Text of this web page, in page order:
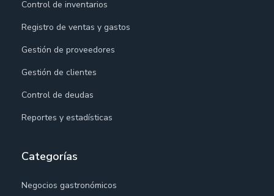
Control de inventarios
Registro de ventas y gastos
Gestión de proveedores
Gestión de clientes
Control de deudas
Reportes y estadísticas
Categorías
Negocios gastronómicos